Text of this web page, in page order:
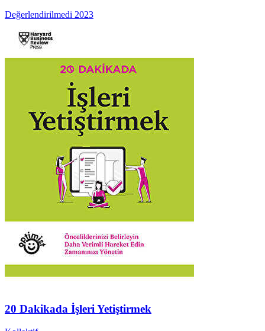
Değerlendirilmedi 2023
20 Dakikada İşleri Yetiştirmek